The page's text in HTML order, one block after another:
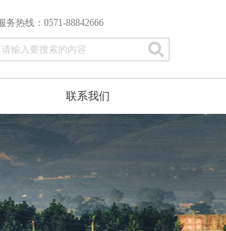
务热线：0571-88842666
联系我们